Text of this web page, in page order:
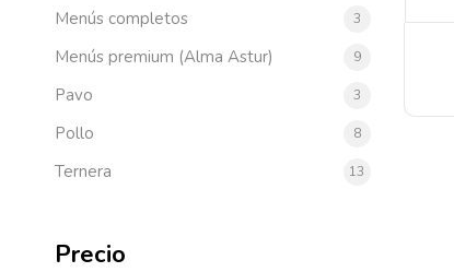
Menús completos 3
Menús premium (Alma Astur) 9
Pavo 3
Pollo 8
Ternera 13
Precio